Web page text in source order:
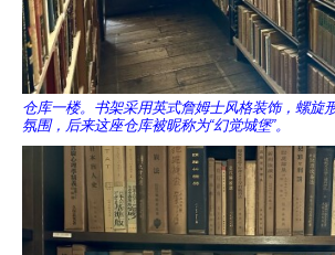
仓库一楼。书架采用英式詹姆士风格装饰，螺旋
氛围，后来这座仓库被昵称为“幻觉城堡”。